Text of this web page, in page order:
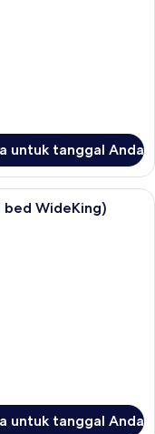
untuk tanggal Anda
Bebas Asap Rokok
bed WideKing)
untuk tanggal Anda